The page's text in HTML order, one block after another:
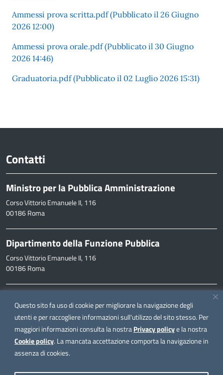
Questo sito fa uso di cookie per migliorare la navigazione degli
utenti e per raccogliere informazioni sull'utilizzo del sito stesso. Per
maggiori informazioni consulta la nostraPrivacy policye la nostra
Cookie policy. La mancata accettazione comporta la navigazione in
assenza di cookies.
Ammessi prova scritta.pdf (Pubblicato il 26 Giugno
2026 12:00)
Ammessi prova orale.pdf (Pubblicato il 30 Giugno
2026 14:46)
Graduatoria.pdf (Pubblicato il 02 Luglio 2026 15:31)
Contatti
Ministro per la Pubblica Amministrazione
Corso Vittorio Emanuele II, 116
00186 Roma
Dipartimento della Funzione Pubblica
Corso Vittorio Emanuele II, 116
00186 Roma
inpa@funzionepubblica.it
FAQ
FAQ – Domande e risposte
Seguici su